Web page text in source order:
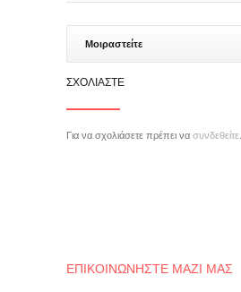
Μοιραστείτε
ΣΧΟΛΙΆΣΤΕ
Για να σχολιάσετε πρέπει να συνδεθείτε
ΕΠΙΚΟΙΝΩΝΉΣΤΕ ΜΑΖΊ ΜΑΣ